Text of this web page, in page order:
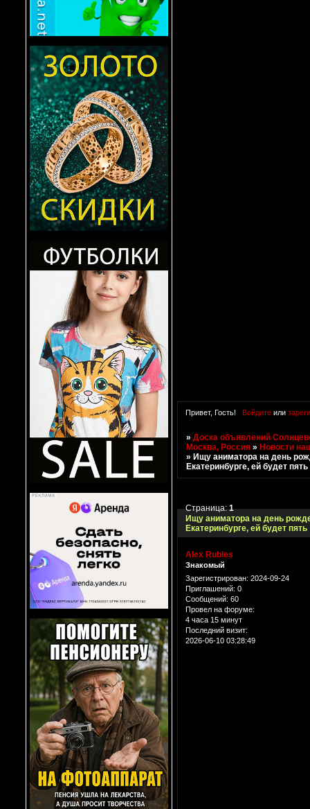
Привет, Гость! Войдитеили
»Доска объявлений
Москва, Россия »Новости
»Ищу аниматора на день
Екатеринбурге, ей будет пять
Ищу аниматора на день
Екатеринбурге, ей будет пять
Страница:1
Alex Rubles
Знакомый
Зарегистрирован: 2024-09-24
Приглашений: 0
Сообщений: 60
Провел на форуме:
4 часа 15 минут
Последний визит:
2026-06-10 03:28:49